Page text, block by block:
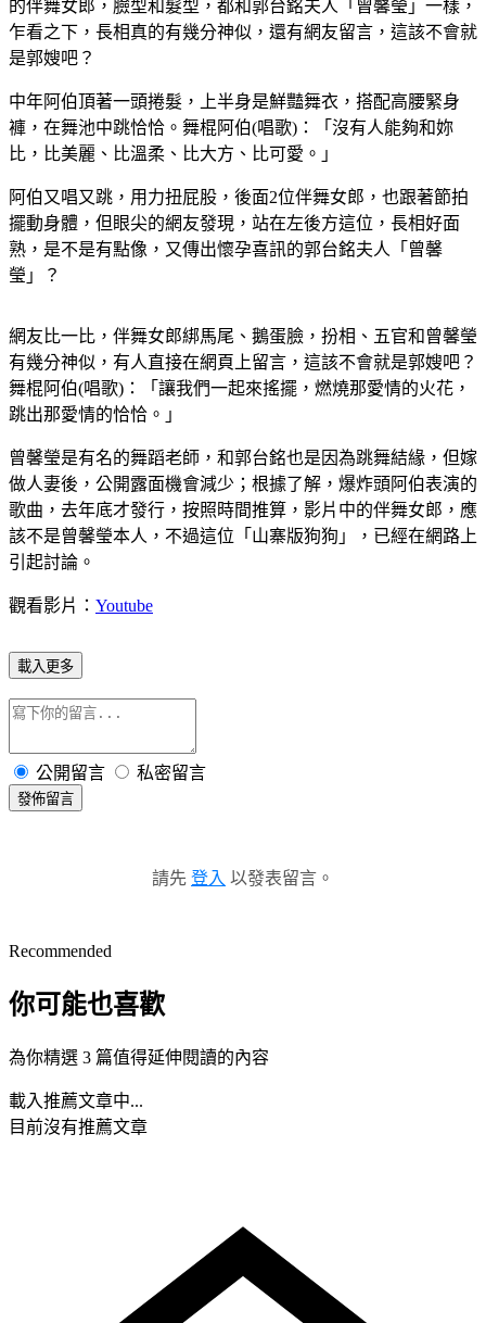
的伴舞女郎，臉型和髮型，都和郭台銘夫人「曾馨瑩」一樣，
乍看之下，長相真的有幾分神似，還有網友留言，這該不會就
是郭嫂吧？
中年阿伯頂著一頭捲髮，上半身是鮮豔舞衣，搭配高腰緊身
褲，在舞池中跳恰恰。舞棍阿伯(唱歌)：「沒有人能夠和妳
比，比美麗、比溫柔、比大方、比可愛。」
阿伯又唱又跳，用力扭屁股，後面2位伴舞女郎，也跟著節拍
擺動身體，但眼尖的網友發現，站在左後方這位，長相好面
熟，是不是有點像，又傳出懷孕喜訊的郭台銘夫人「曾馨
瑩」？
網友比一比，伴舞女郎綁馬尾、鵝蛋臉，扮相、五官和曾馨瑩
有幾分神似，有人直接在網頁上留言，這該不會就是郭嫂吧？
舞棍阿伯(唱歌)：「讓我們一起來搖擺，燃燒那愛情的火花，
跳出那愛情的恰恰。」
曾馨瑩是有名的舞蹈老師，和郭台銘也是因為跳舞結緣，但嫁
做人妻後，公開露面機會減少；根據了解，爆炸頭阿伯表演的
歌曲，去年底才發行，按照時間推算，影片中的伴舞女郎，應
該不是曾馨瑩本人，不過這位「山寨版狗狗」，已經在網路上
引起討論。
觀看影片： Youtube
載入更多
公開留言 私密留言
發佈留言
請先 登入 以發表留言。
Recommended
你可能也喜歡
為你精選 3 篇值得延伸閱讀的內容
載入推薦文章中...
目前沒有推薦文章